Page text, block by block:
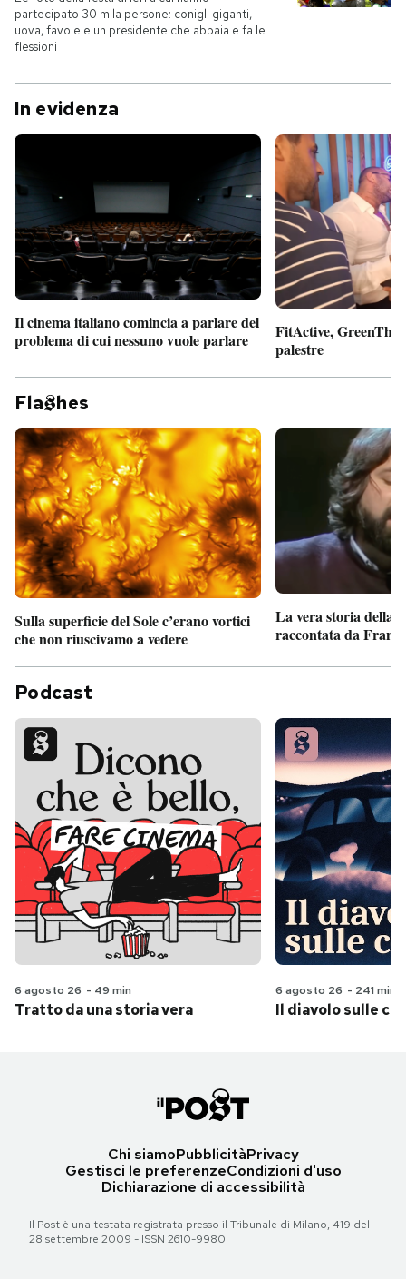
partecipato 30 mila persone: conigli giganti,
uova, favole e un presidente che abbaia e fa le
flessioni
In evidenza
Il cinema italiano comincia a parlare del
problema di cui nessuno vuole parlare
FitActive,
palestre
Fla hes
Sulla superficie del Sole c’erano vortici
che non riuscivamo a vedere
La vera storia della
raccontata da
Podcast
6 agosto 26 - 49 min
Tratto da una storia vera
6 agosto 26 - 241 min
Il diavolo sulle
Chi siamoPubblicitàPrivacy
Gestisci le preferenzeCondizioni d'uso
Dichiarazione di accessibilità
Il Post è una testata registrata presso il Tribunale di Milano, 419 del
28 settembre 2009 - ISSN 2610-9980